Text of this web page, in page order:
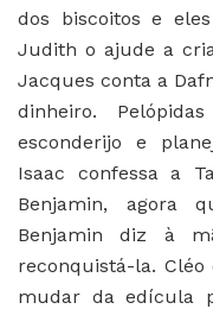
dos biscoitos e
Judith o ajude a
Jacques conta a
dinheiro.
esconderijo e
Isaac confessa a
Benjamin, agora
Benjamin diz à
reconquistá-la.
mudar da edícula